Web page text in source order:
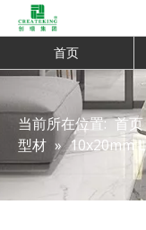
首页
当前所在位置: 首页
型材 » 10x20mm